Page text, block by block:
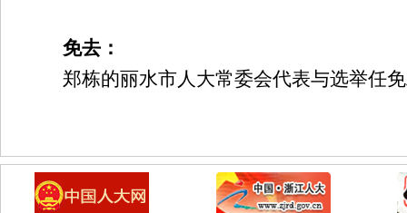
免去：
郑栋的丽水市人大常委会代表与选举任